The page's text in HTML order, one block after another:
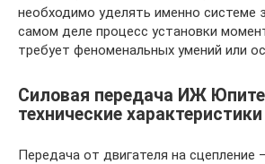
необходимо уделять именно системе
самом деле процесс установки
требует феноменальных умений или
Силовая передача ИЖ
технические характеристики
Передача от двигателя на сцепление